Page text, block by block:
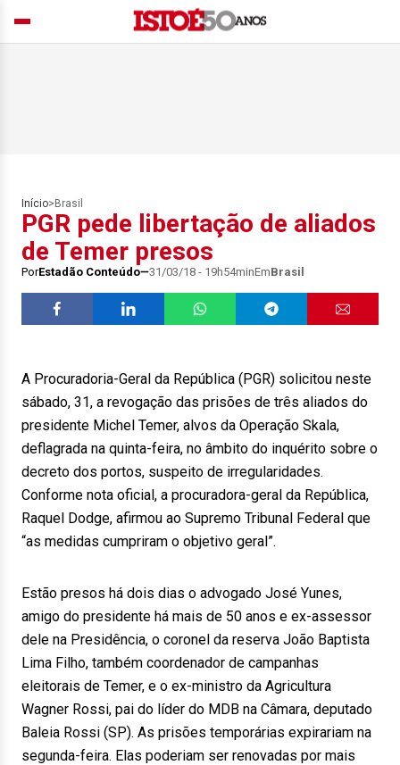
Início> Brasil
PGR pede libertação de aliados
de Temer presos
PorEstadão Conteúdo 31/03/18 - 19h54minEmBrasil
A Procuradoria-Geral da República (PGR) solicitou neste
sábado, 31, a revogação das prisões de três aliados do
presidente Michel Temer, alvos da Operação Skala,
deflagrada na quinta-feira, no âmbito do inquérito sobre o
decreto dos portos, suspeito de irregularidades.
Conforme nota oficial, a procuradora-geral da República,
Raquel Dodge, afirmou ao Supremo Tribunal Federal que
“as medidas cumpriram o objetivo geral”.
Estão presos há dois dias o advogado José Yunes,
amigo do presidente há mais de 50 anos e ex-assessor
dele na Presidência, o coronel da reserva João Baptista
Lima Filho, também coordenador de campanhas
eleitorais de Temer, e o ex-ministro da Agricultura
Wagner Rossi, pai do líder do MDB na Câmara, deputado
Baleia Rossi (SP). As prisões temporárias expirariam na
segunda-feira. Elas poderiam ser renovadas por mais